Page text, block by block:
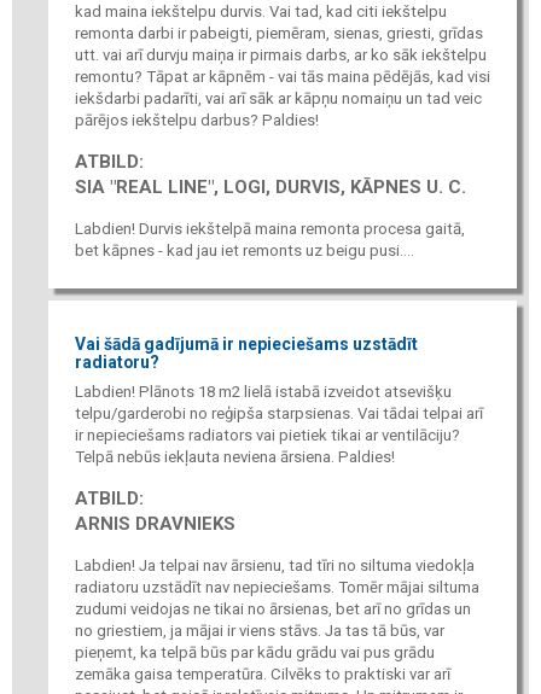
kad maina iekštelpu durvis. Vai tad, kad citi iekštelpu
remonta darbi ir pabeigti, piemēram, sienas, griesti, grīdas
utt. vai arī durvju maiņa ir pirmais darbs, ar ko sāk iekštelpu
remontu? Tāpat ar kāpnēm - vai tās maina pēdējās, kad visi
iekšdarbi padarīti, vai arī sāk ar kāpņu nomaiņu un tad veic
pārējos iekštelpu darbus? Paldies!
ATBILD:
SIA "REAL LINE", LOGI, DURVIS, KĀPNES U. C.
Labdien! Durvis iekštelpā maina remonta procesa gaitā,
bet kāpnes - kad jau iet remonts uz beigu pusi....
Vai šādā gadījumā ir nepieciešams uzstādīt
radiatoru?
Labdien! Plānots 18 m2 lielā istabā izveidot atsevišķu
telpu/garderobi no reģipša starpsienas. Vai tādai telpai arī
ir nepieciešams radiators vai pietiek tikai ar ventilāciju?
Telpā nebūs iekļauta neviena ārsiena. Paldies!
ATBILD:
ARNIS DRAVNIEKS
Labdien! Ja telpai nav ārsienu, tad tīri no siltuma viedokļa
radiatoru uzstādīt nav nepieciešams. Tomēr mājai siltuma
zudumi veidojas ne tikai no ārsienas, bet arī no grīdas un
no griestiem, ja mājai ir viens stāvs. Ja tas tā būs, var
pieņemt, ka telpā būs par kādu grādu vai pus grādu
zemāka gaisa temperatūra. Cilvēks to praktiski var arī